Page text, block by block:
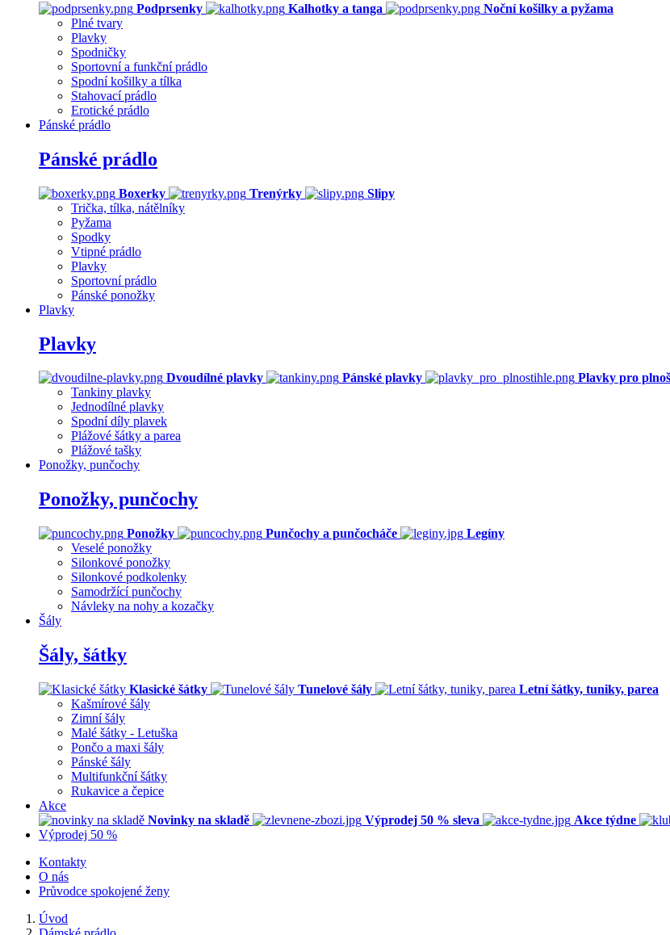
Podprsenky Kalhotky a tanga
Noční košilky a pyžama
Plné tvary
Plavky
Spodničky
Sportovní a funkční prádlo
Spodní košilky a tílka
Stahovací prádlo
Erotické prádlo
Pánské prádlo
Pánské prádlo
Boxerky Trenýrky
Slipy
Trička, tílka, nátělníky
Pyžama
Spodky
Vtipné prádlo
Plavky
Sportovní prádlo
Pánské ponožky
Plavky
Plavky
Dvoudílné plavky Pánské plavky
Plavky pro
Tankiny plavky
Jednodílné plavky
Spodní díly plavek
Plážové šátky a parea
Plážové tašky
Ponožky, punčochy
Ponožky, punčochy
Ponožky Punčochy a punčocháče
Legíny
Veselé ponožky
Silonkové ponožky
Silonkové podkolenky
Samodržící punčochy
Návleky na nohy a kozačky
Šály
Šály, šátky
Klasické šátky Tunelové šály
Letní šátky, tuniky, parea
Kašmírové šály
Zimní šály
Malé šátky - Letuška
Pončo a maxi šály
Pánské šály
Multifunkční šátky
Rukavice a čepice
Akce
Novinky na skladě
Výprodej 50 % sleva Akce týdne
Výprodej 50 %
Kontakty
O nás
Průvodce spokojené ženy
Úvod